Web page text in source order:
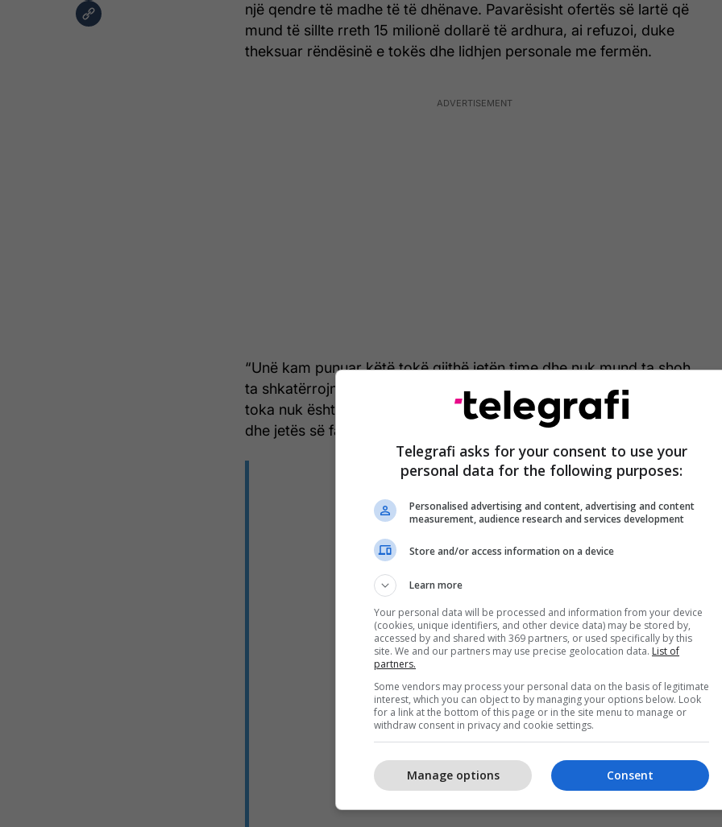
një qendre të madhe të të dhënave. Pavarësisht ofertës së lartë që
mund të sillte rreth 15 milionë dollarë të ardhura, ai refuzoi, duke
theksuar rëndësinë e tokës dhe lidhjen personale me fermën.
“Unë kam punuar këtë tokë gjithë jetën time dhe nuk mund ta shoh
ta shkatërrojnë për asnjë shumë parash”, tha Raudabo. Ai shtoi se
toka nuk është thjesht një investim financiar, por një pjesë e historisë
dhe jetës së familjes së tij.
Telegrafi asks for your consent to use your
personal data for the following purposes:
Personalised advertising and content, advertising and content
measurement, audience research and services development
Store and/or access information on a device
Learn more
Your personal data will be processed and information from your device
(cookies, unique identifiers, and other device data) may be stored by,
accessed by and shared with 369 partners, or used specifically by this
site. We and our partners may use precise geolocation data. List of
partners.
Some vendors may process your personal data on the basis of legitimate
interest, which you can object to by managing your options below. Look
for a link at the bottom of this page or in the site menu to manage or
withdraw consent in privacy and cookie settings.
Consent
Manage options